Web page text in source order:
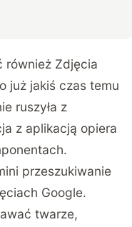
również Zdjęcia
już jakiś czas temu
ruszyła z
z aplikacją opiera
przeszukiwanie
Google.
twarze,